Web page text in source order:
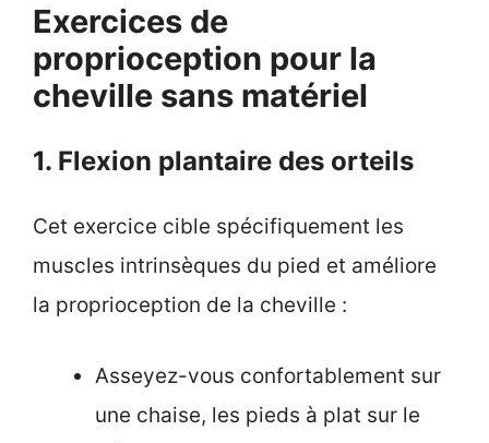
Exercices de
proprioception pour la
cheville sans matériel
1. Flexion plantaire des orteils
Cet exercice cible spécifiquement les
muscles intrinsèques du pied et améliore
la proprioception de la cheville :
Asseyez-vous confortablement sur
une chaise, les pieds à plat sur le